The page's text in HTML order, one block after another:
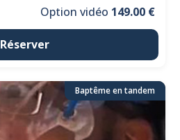
Option vidéo 149.00 €
Réserver
Baptême en tandem